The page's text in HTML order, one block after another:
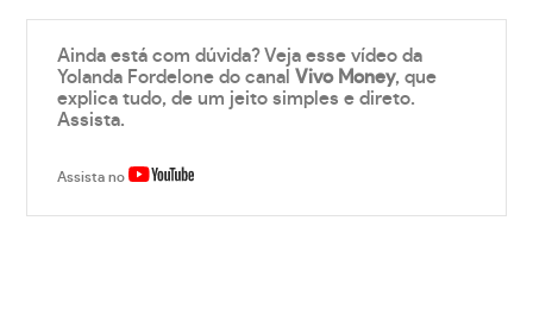
Ainda está com dúvida? Veja esse vídeo da
Yolanda Fordelone do canalVivo Money, que
explica tudo, de um jeito simples e direto.
Assista.
Assista no